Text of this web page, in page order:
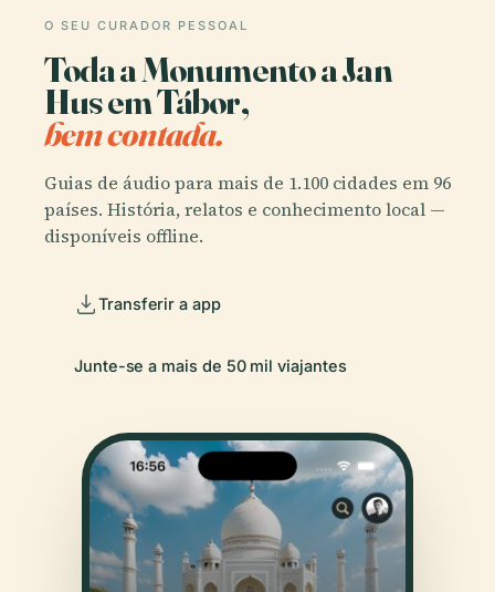
O SEU CURADOR PESSOAL
Toda a Monumento a Jan
Hus em Tábor,
bem contada.
Guias de áudio para mais de 1.100 cidades em 96
países. História, relatos e conhecimento local —
disponíveis offline.
Transferir a app
Junte-se a mais de 50 mil viajantes